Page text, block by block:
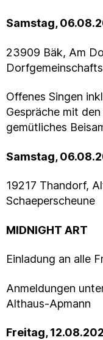
Samstag,
23909 Bäk, Am
Offenes Singen
Gespräche mit
gemütliches
Samstag,
19217 Thandorf,
Schaeperscheune
MIDNIGHT ART
Einladung an alle
Anmeldungen
Althaus-Apmann
Freitag,